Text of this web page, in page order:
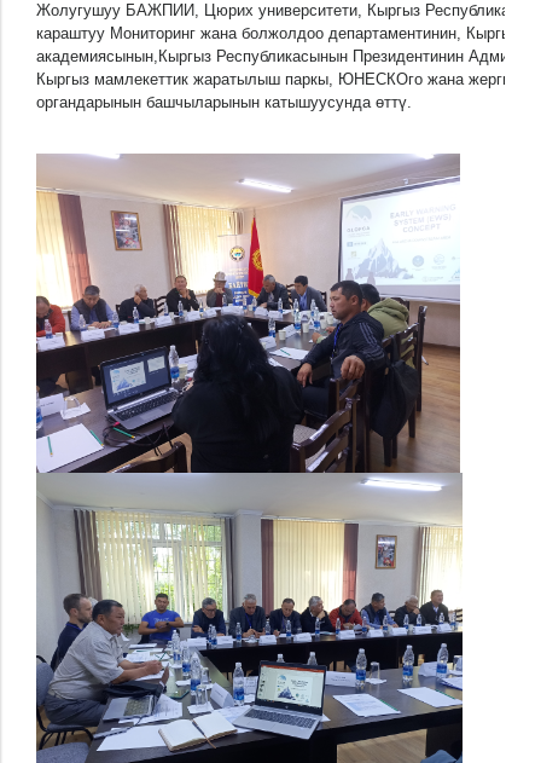
Жолугушуу БАЖПИИ, Цюрих университети, Кыргыз
караштуу Мониторинг жана болжолдоо департаментинин, Кыргыз
академиясынын,Кыргыз Республикасынын Президентинин
Кыргыз мамлекеттик жаратылыш паркы, ЮНЕСКОго жана
органдарынын башчыларынын катышуусунда өттү.